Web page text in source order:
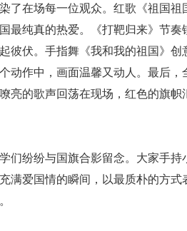
了在场每一位观众。红歌《祖国
最纯真的热爱。《打靶归来》节
彼伏。手指舞《我和我的祖国》
动作中，画面温馨又动人。最后
亮的歌声回荡在现场，红色的旗帜
纷纷与国旗合影留念。大家手持
满爱国情的瞬间，以最质朴的方